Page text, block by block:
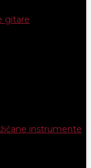
gitare
instrumente